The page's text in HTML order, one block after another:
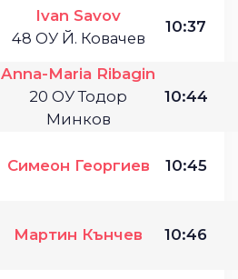
Ivan Savov
48 ОУ Й. Ковачев
10:37
Anna-Maria Ribagin
20 ОУ Тодор
Минков
10:44
Симеон Георгиев 10:45
Мартин Кънчев 10:46